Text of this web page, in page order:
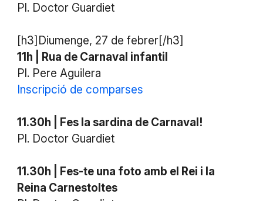
Pl. Doctor Guardiet
[h3]Diumenge, 27 de febrer[/h3]
11h | Rua de Carnaval infantil
Pl. Pere Aguilera
Inscripció de comparses
11.30h | Fes la sardina de Carnaval!
Pl. Doctor Guardiet
11.30h | Fes-te una foto amb el Rei i la
Reina Carnestoltes